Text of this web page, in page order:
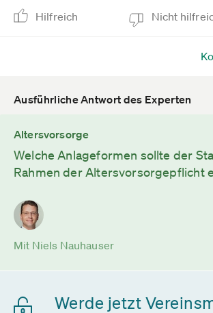
Hilfreich Nicht
Ausführliche Antwort des Experten
Altersvorsorge
Welche Anlageformen sollte der
Rahmen der Altersvorsorgepflicht
Mit Niels Nauhauser
Werde jetzt